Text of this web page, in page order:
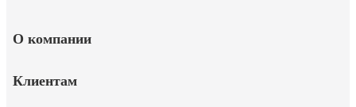
О компании
Клиентам